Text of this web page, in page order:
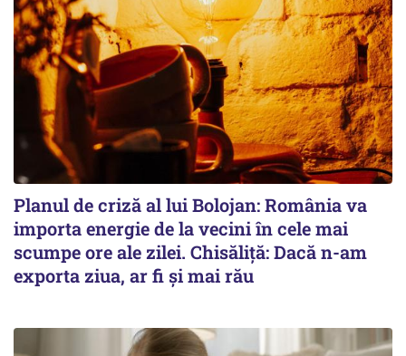
Planul de criză al lui Bolojan: România va
importa energie de la vecini în cele mai
scumpe ore ale zilei. Chisăliță: Dacă n-am
exporta ziua, ar fi și mai rău